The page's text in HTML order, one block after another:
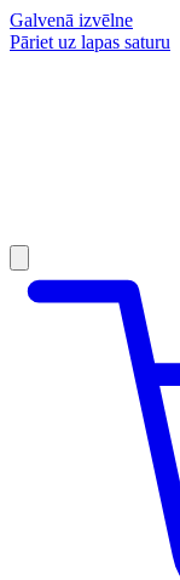
Galvenā izvēlne
Pāriet uz lapas saturu